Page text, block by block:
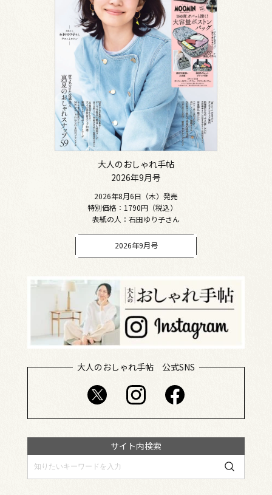
大人のおしゃれ手帖
2026年9月号
2026年8月6日（木）発売
特別価格：1790円（税込）
表紙の人：石田ゆり子さん
2026年9月号
大人のおしゃれ手帖 公式SNS
サイト内検索